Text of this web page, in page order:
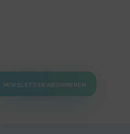
NEWSLETTER ABONNIEREN